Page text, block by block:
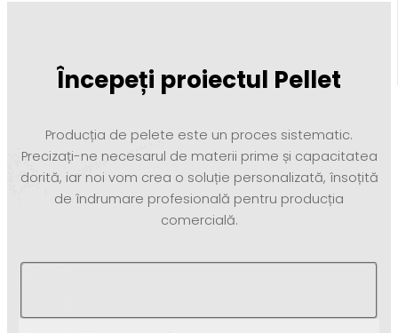
Începeți proiectul Pellet
Producția de pelete este un proces sistematic.
Precizați-ne necesarul de materii prime și capacitatea
dorită, iar noi vom crea o soluție personalizată, însoțită
de îndrumare profesională pentru producția
comercială.